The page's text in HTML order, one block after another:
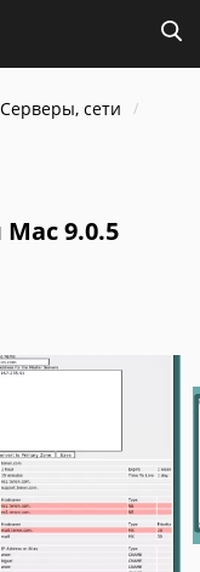
Серверы, сети
9.0.5